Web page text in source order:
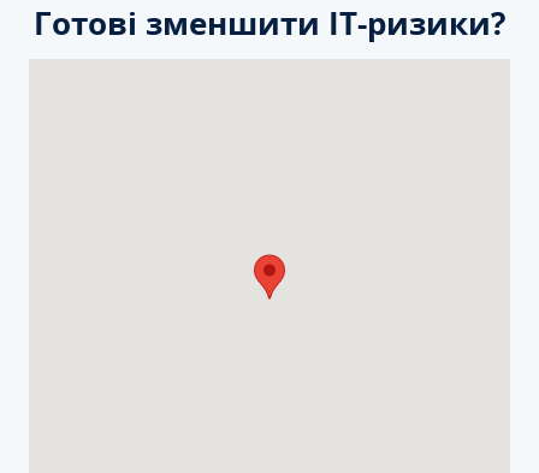
Готові зменшити ІТ-ризики?